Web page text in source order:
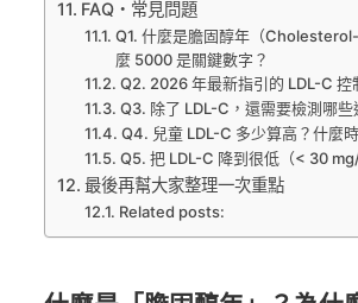
FAQ・常見問題
Q1. 什麼是膽固醇年（
麼 5000 是關鍵數字？
Q2. 2026 年最新指引的 LDL-C 控
Q3. 除了 LDL-C，還需要檢測哪些
Q4. 兒童 LDL-C 多少算高？什麼
Q5. 把 LDL-C 降到很低（< 30
最後再幫大家整理一次重點
Related posts: